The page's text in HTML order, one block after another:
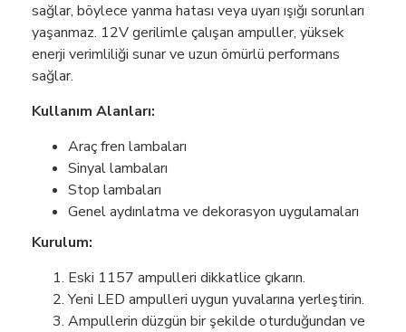
sağlar, böylece yanma hatası veya uyarı ışığı sorunları
yaşanmaz. 12V gerilimle çalışan ampuller, yüksek
enerji verimliliği sunar ve uzun ömürlü performans
sağlar.
Kullanım Alanları:
Araç fren lambaları
Sinyal lambaları
Stop lambaları
Genel aydınlatma ve dekorasyon uygulamaları
Kurulum:
Eski 1157 ampulleri dikkatlice çıkarın.
Yeni LED ampulleri uygun yuvalarına yerleştirin.
Ampullerin düzgün bir şekilde oturduğundan ve